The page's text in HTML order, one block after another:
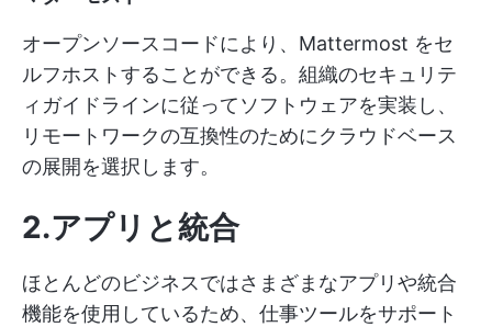
オープンソースコードにより、Mattermost をセ
ルフホストすることができる。組織のセキュリテ
ィガイドラインに従ってソフトウェアを実装し、
リモートワークの互換性のためにクラウドベース
の展開を選択します。
2.アプリと統合
ほとんどのビジネスではさまざまなアプリや統合
機能を使用しているため、仕事ツールをサポート